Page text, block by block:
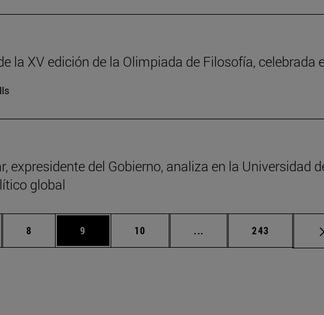
la XV edición de la Olimpiada de Filosofía, celebrada
expresidente del Gobierno, analiza en la Universidad
global
intermedias Use TAB para desplazarse.
Página
8 Página
9 Página
10 ... Páginas intermedias Use
Página
243